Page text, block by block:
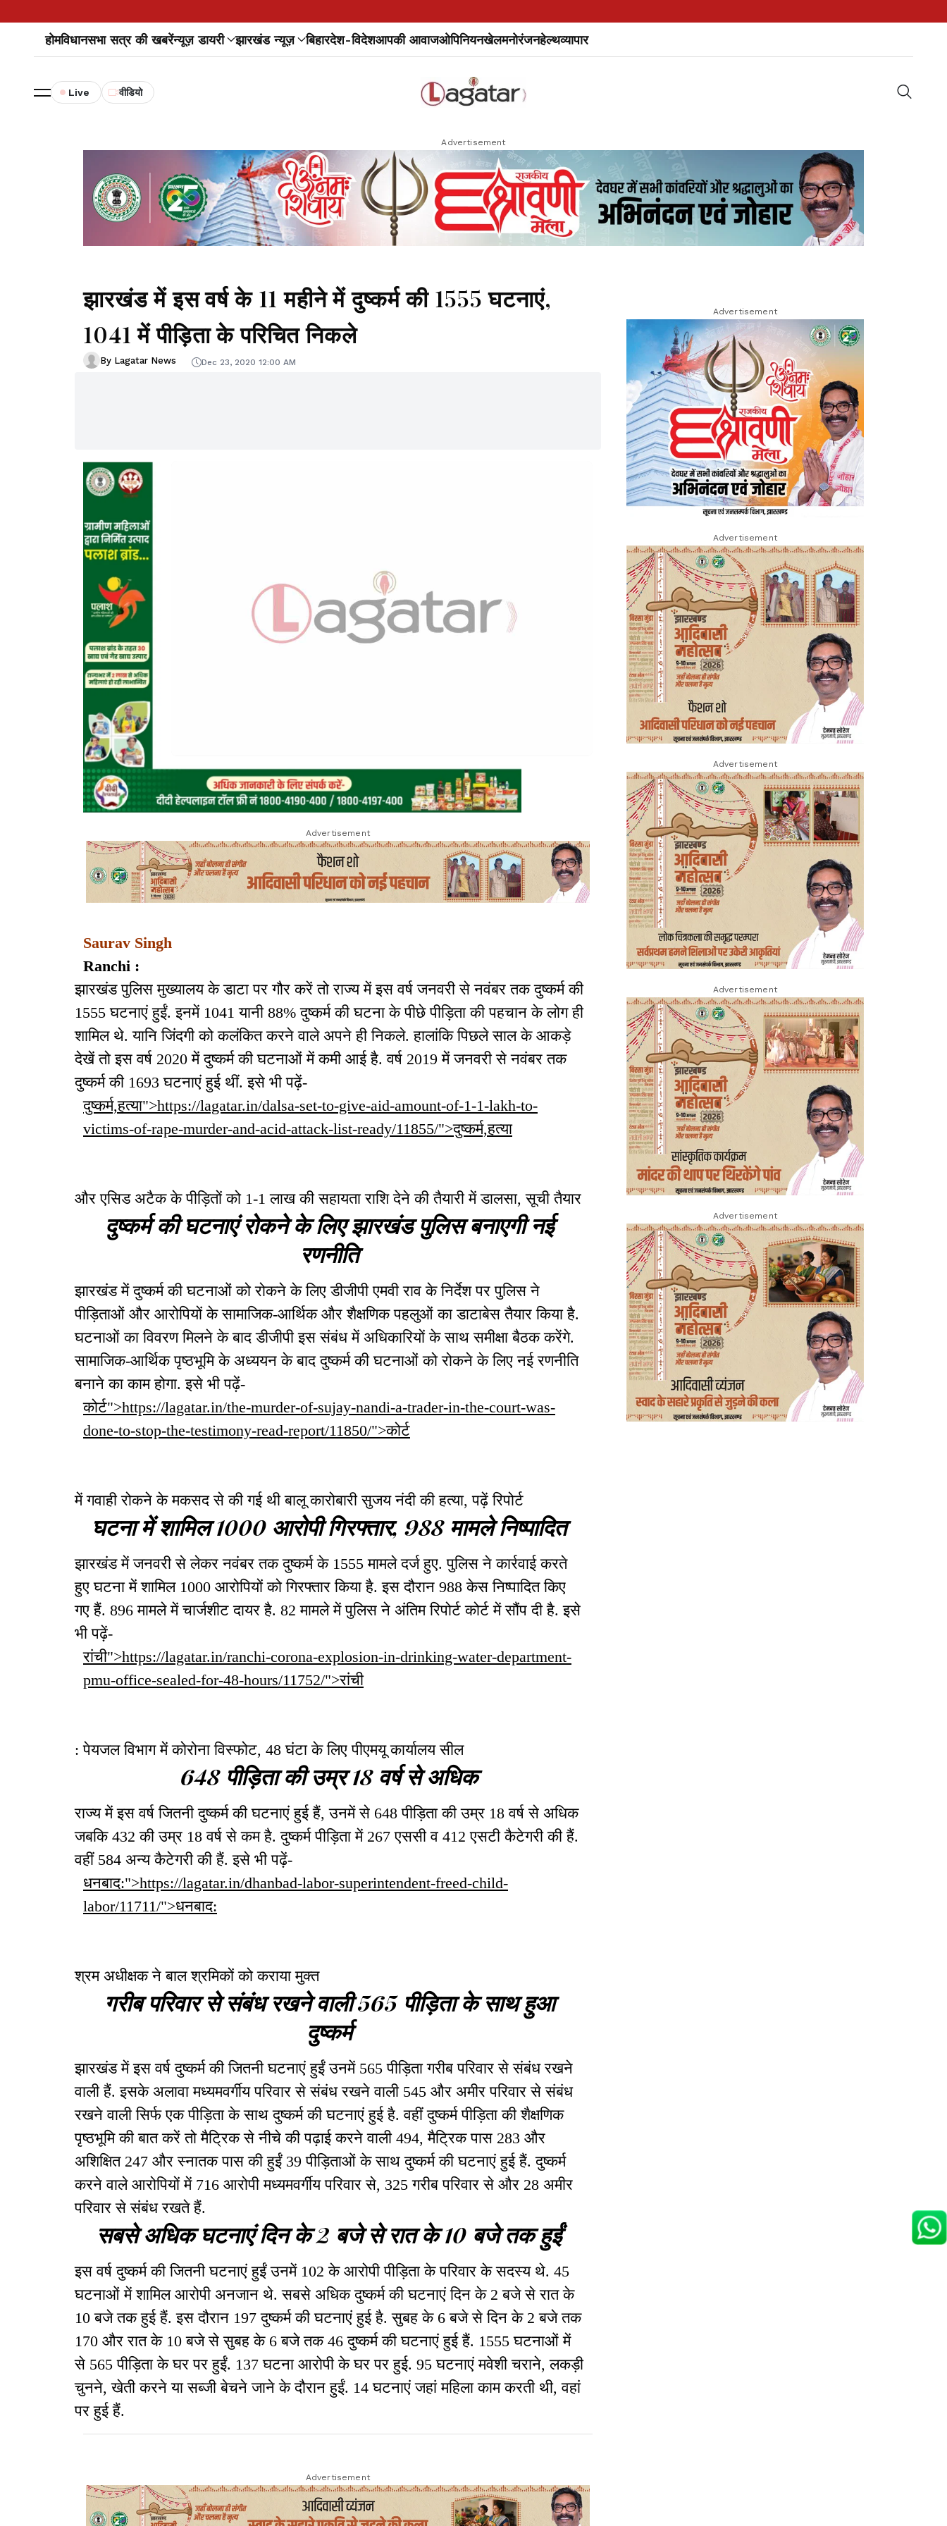
होमविधानसभा सत्र की खबरेंन्यूज़ डायरी झारखंड न्यूज़ बिहारदेश-विदेशआपकी आवाजओपिनियनखेलमनोरंजनहेल्थव्यापार
Live वीडियो
Advertisement
झारखंड में इस वर्ष के 11 महीने में दुष्कर्म की 1555 घटनाएं,
1041 में पीड़िता के परिचित निकले
By Lagatar News Dec 23, 2020 12:00 AM
Advertisement
Saurav Singh
Ranchi :
झारखंड पुलिस मुख्यालय के डाटा पर गौर करें तो राज्य में इस वर्ष जनवरी से नवंबर तक दुष्कर्म की
1555 घटनाएं हुईं. इनमें 1041 यानी 88% दुष्कर्म की घटना के पीछे पीड़िता की पहचान के लोग ही
शामिल थे. यानि जिंदगी को कलंकित करने वाले अपने ही निकले. हालांकि पिछले साल के आकड़े
देखें तो इस वर्ष 2020 में दुष्कर्म की घटनाओं में कमी आई है. वर्ष 2019 में जनवरी से नवंबर तक
दुष्कर्म की 1693 घटनाएं हुई थीं. इसे भी पढ़ें-
दुष्कर्म,हत्या">https://lagatar.in/dalsa-set-to-give-aid-amount-of-1-1-lakh-to-
victims-of-rape-murder-and-acid-attack-list-ready/11855/">दुष्कर्म,हत्या
और एसिड अटैक के पीड़ितों को 1-1 लाख की सहायता राशि देने की तैयारी में डालसा, सूची तैयार
दुष्कर्म की घटनाएं रोकने के लिए झारखंड पुलिस बनाएगी नई
रणनीति
झारखंड में दुष्कर्म की घटनाओं को रोकने के लिए डीजीपी एमवी राव के निर्देश पर पुलिस ने
पीड़िताओं और आरोपियों के सामाजिक-आर्थिक और शैक्षणिक पहलुओं का डाटाबेस तैयार किया है.
घटनाओं का विवरण मिलने के बाद डीजीपी इस संबंध में अधिकारियों के साथ समीक्षा बैठक करेंगे.
सामाजिक-आर्थिक पृष्ठभूमि के अध्ययन के बाद दुष्कर्म की घटनाओं को रोकने के लिए नई रणनीति
बनाने का काम होगा. इसे भी पढ़ें-
कोर्ट">https://lagatar.in/the-murder-of-sujay-nandi-a-trader-in-the-court-was-
done-to-stop-the-testimony-read-report/11850/">कोर्ट
में गवाही रोकने के मकसद से की गई थी बालू कारोबारी सुजय नंदी की हत्‍या, पढ़ें रिपोर्ट
घटना में शामिल 1000 आरोपी गिरफ्तार, 988 मामले निष्पादित
झारखंड में जनवरी से लेकर नवंबर तक दुष्कर्म के 1555 मामले दर्ज हुए. पुलिस ने कार्रवाई करते
हुए घटना में शामिल 1000 आरोपियों को गिरफ्तार किया है. इस दौरान 988 केस निष्पादित किए
गए हैं. 896 मामले में चार्जशीट दायर है. 82 मामले में पुलिस ने अंतिम रिपोर्ट कोर्ट में सौंप दी है. इसे
भी पढ़ें-
रांची">https://lagatar.in/ranchi-corona-explosion-in-drinking-water-department-
pmu-office-sealed-for-48-hours/11752/">रांची
: पेयजल विभाग में कोरोना विस्फोट, 48 घंटा के लिए पीएमयू कार्यालय सील
648 पीड़िता की उम्र 18 वर्ष से अधिक
राज्य में इस वर्ष जितनी दुष्कर्म की घटनाएं हुई हैं, उनमें से 648 पीड़िता की उम्र 18 वर्ष से अधिक
जबकि 432 की उम्र 18 वर्ष से कम है. दुष्कर्म पीड़िता में 267 एससी व 412 एसटी कैटेगरी की हैं.
वहीं 584 अन्य कैटेगरी की हैं. इसे भी पढ़ें-
धनबाद:">https://lagatar.in/dhanbad-labor-superintendent-freed-child-
labor/11711/">धनबाद:
श्रम अधीक्षक ने बाल श्रमिकों को कराया मुक्त
गरीब परिवार से संबंध रखने वाली 565 पीड़िता के साथ हुआ
दुष्कर्म
झारखंड में इस वर्ष दुष्कर्म की जितनी घटनाएं हुईं उनमें 565 पीड़िता गरीब परिवार से संबंध रखने
वाली हैं. इसके अलावा मध्यमवर्गीय परिवार से संबंध रखने वाली 545 और अमीर परिवार से संबंध
रखने वाली सिर्फ एक पीड़िता के साथ दुष्कर्म की घटनाएं हुई है. वहीं दुष्कर्म पीड़िता की शैक्षणिक
पृष्ठभूमि की बात करें तो मैट्रिक से नीचे की पढ़ाई करने वाली 494, मैट्रिक पास 283 और
अशिक्षित 247 और स्नातक पास की हुईं 39 पीड़िताओं के साथ दुष्कर्म की घटनाएं हुई हैं. दुष्कर्म
करने वाले आरोपियों में 716 आरोपी मध्यमवर्गीय परिवार से, 325 गरीब परिवार से और 28 अमीर
परिवार से संबंध रखते हैं.
सबसे अधिक घटनाएं दिन के 2 बजे से रात के 10 बजे तक हुईं
इस वर्ष दुष्कर्म की जितनी घटनाएं हुईं उनमें 102 के आरोपी पीड़िता के परिवार के सदस्य थे. 45
घटनाओं में शामिल आरोपी अनजान थे. सबसे अधिक दुष्कर्म की घटनाएं दिन के 2 बजे से रात के
10 बजे तक हुई हैं. इस दौरान 197 दुष्कर्म की घटनाएं हुई है. सुबह के 6 बजे से दिन के 2 बजे तक
170 और रात के 10 बजे से सुबह के 6 बजे तक 46 दुष्कर्म की घटनाएं हुई हैं. 1555 घटनाओं में
से 565 पीड़िता के घर पर हुईं. 137 घटना आरोपी के घर पर हुई. 95 घटनाएं मवेशी चराने, लकड़ी
चुनने, खेती करने या सब्जी बेचने जाने के दौरान हुईं. 14 घटनाएं जहां महिला काम करती थी, वहां
पर हुई हैं.
Advertisement
Advertisement
Advertisement
Advertisement
Advertisement
Advertisement